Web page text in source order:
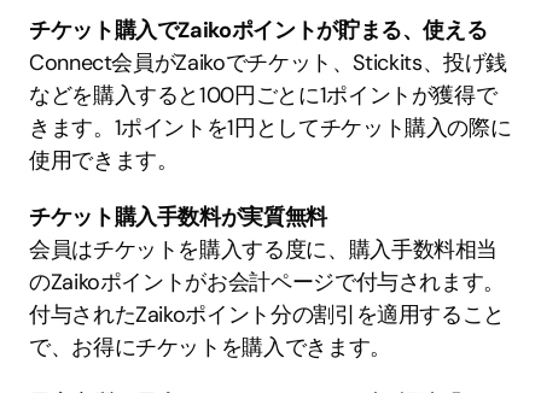
チケット購入でZaikoポイントが貯まる、使える
Connect会員がZaikoでチケット、Stickits、投げ銭
などを購入すると100円ごとに1ポイントが獲得で
きます。1ポイントを1円としてチケット購入の際に
使用できます。
チケット購入手数料が実質無料
会員はチケットを購入する度に、購入手数料相当
のZaikoポイントがお会計ページで付与されます。
付与されたZaikoポイント分の割引を適用すること
で、お得にチケットを購入できます。